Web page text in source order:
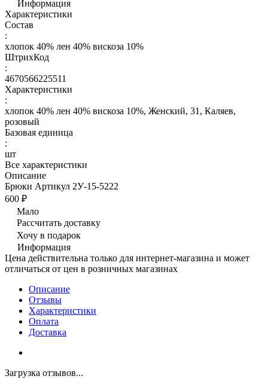
Информация
Характеристики
Состав
:
хлопок 40% лен 40% вискоза 10%
ШтрихКод
:
4670566225511
Характеристики
:
хлопок 40% лен 40% вискоза 10%, Женский, 31, Каляев,
розовый
Базовая единица
:
шт
Все характеристики
Описание
Брюки Артикул 2У-15-5222
600 ₽
Мало
Рассчитать доставку
Хочу в подарок
Информация
Цена действительна только для интернет-магазина и может
отличаться от цен в розничных магазинах
Описание
Отзывы
Характеристики
Оплата
Доставка
Загрузка отзывов...